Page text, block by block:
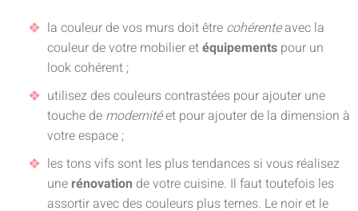
la couleur de vos murs doit être cohérenteavec la
couleur de votre mobilier etéquipements pour un
look cohérent ;
utilisez des couleurs contrastées pour ajouter une
touche de modernitéet pour ajouter de la dimension à
votre espace ;
les tons vifs sont les plus tendances si vous réalisez
une rénovation de votre cuisine. Il faut toutefois les
assortir avec des couleurs plus ternes. Le noir et le